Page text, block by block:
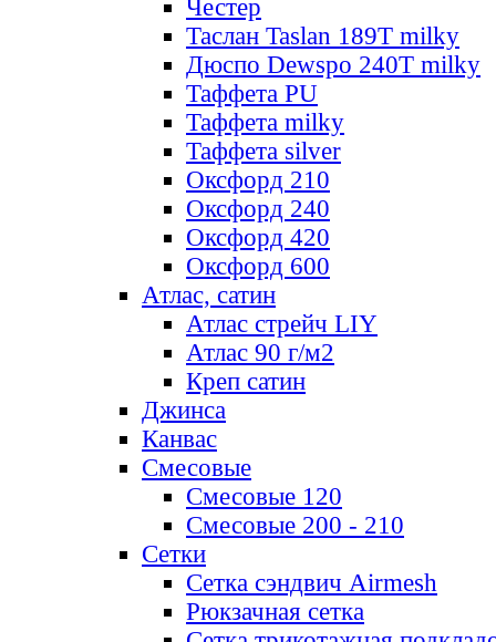
Честер
Таслан Taslan 189T milky
Дюспо Dewspo 240T milky
Таффета PU
Таффета milky
Таффета silver
Оксфорд 210
Оксфорд 240
Оксфорд 420
Оксфорд 600
Атлас, сатин
Атлас стрейч LIY
Атлас 90 г/м2
Креп сатин
Джинса
Канвас
Смесовые
Смесовые 120
Смесовые 200 - 210
Сетки
Сетка сэндвич Airmesh
Рюкзачная сетка